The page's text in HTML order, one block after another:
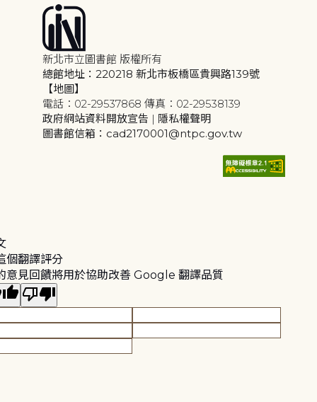
新北市立圖書館 版權所有
總館地址：220218 新北市板橋區貴興路139號
【地圖】
電話：02-29537868 傳真：02-29538139
政府網站資料開放宣告 | 隱私權聲明
圖書館信箱：cad2170001@ntpc.gov.tw
個翻譯評分
意見回饋將用於協助改善 Google 翻譯品質